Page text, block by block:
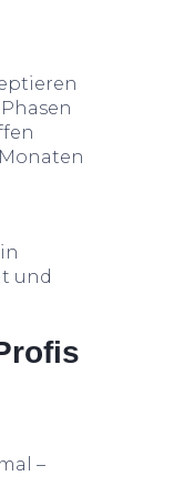
und
–